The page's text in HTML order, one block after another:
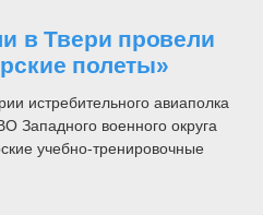
в Твери провели
полеты»
истребительного авиаполка
Западного военного округа
учебно-тренировочные